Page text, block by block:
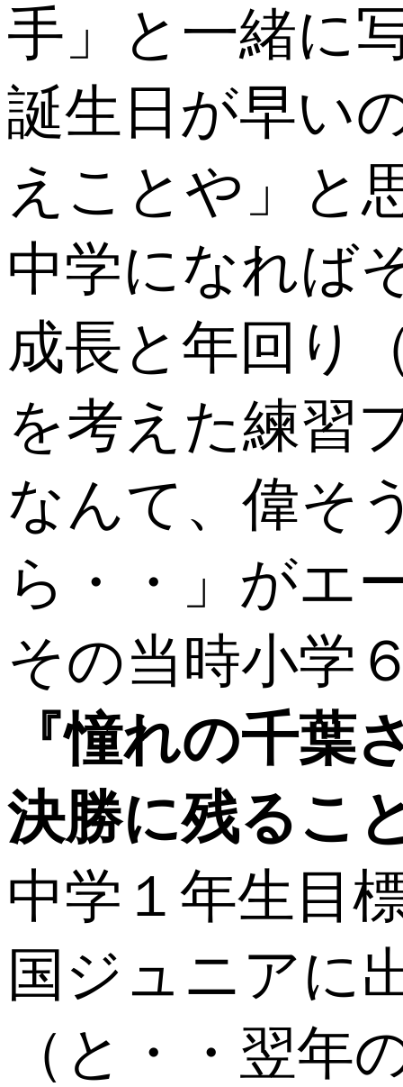
手」と一緒に
誕生日が早い
えことや」と
中学になれば
成長と年回り
を考えた練習
なんて、偉そ
ら・・」がエ
その当時小学
『憧れの千
決勝に残るこ
中学１年生目
国ジュニアに
（と・・翌年